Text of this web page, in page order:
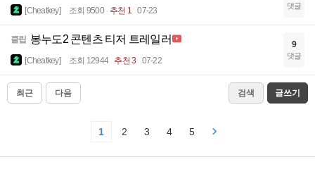
[Cheatkey] 조회 9500 추천 1 07-23 댓글
클립 봉누도2 콘텐츠 티저 트레일러
[Cheatkey] 조회 12944 추천 3 07-22
9
댓글
최근 다음 검색 글쓰기
1 2 3 4 5